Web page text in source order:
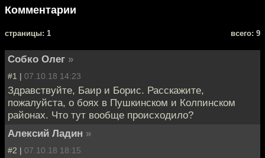
Комментарии
cтраницы: 1 всего: 9
Собко Олег »
#1 | 07.10.18 14:23
Здравствуйте, Баир и Борис. Расскажите,
пожалуйста, о боях в Пушкинском и Колпинском
районах. Что тут вообще происходило?
Алексий Ладин »
#2 | 07.10.18 18:15